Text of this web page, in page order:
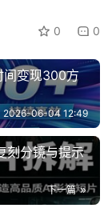
0 0
间变现300方
2026-06-04 12:49
刻分镜与提示
下一篇